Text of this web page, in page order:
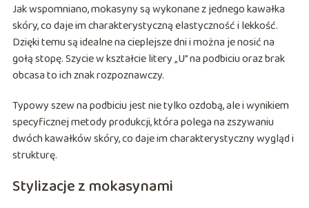
Jak wspomniano, mokasyny są wykonane z jednego kawałka
skóry, co daje im charakterystyczną elastyczność i lekkość.
Dzięki temu są idealne na cieplejsze dni i można je nosić na
gołą stopę. Szycie w kształcie litery „U” na podbiciu oraz brak
obcasa to ich znak rozpoznawczy.
Typowy szew na podbiciu jest nie tylko ozdobą, ale i wynikiem
specyficznej metody produkcji, która polega na zszywaniu
dwóch kawałków skóry, co daje im charakterystyczny wygląd i
strukturę.
Stylizacje z mokasynami